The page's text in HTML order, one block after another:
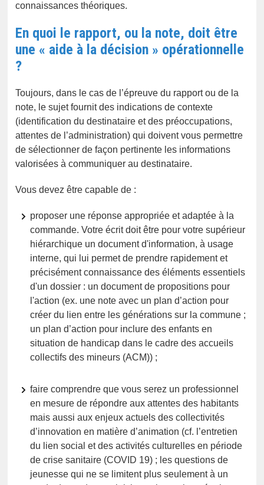
connaissances théoriques.
En quoi le rapport, ou la note, doit être
une « aide à la décision » opérationnelle
?
Toujours, dans le cas de l’épreuve du rapport ou de la
note, le sujet fournit des indications de contexte
(identification du destinataire et des préoccupations,
attentes de l’administration) qui doivent vous permettre
de sélectionner de façon pertinente les informations
valorisées à communiquer au destinataire.
Vous devez être capable de :
proposer une réponse appropriée et adaptée à la
commande. Votre écrit doit être pour votre supérieur
hiérarchique un document d'information, à usage
interne, qui lui permet de prendre rapidement et
précisément connaissance des éléments essentiels
d'un dossier : un document de propositions pour
l'action (ex. une note avec un plan d’action pour
créer du lien entre les générations sur la commune ;
un plan d’action pour inclure des enfants en
situation de handicap dans le cadre des accueils
collectifs des mineurs (ACM)) ;
faire comprendre que vous serez un professionnel
en mesure de répondre aux attentes des habitants
mais aussi aux enjeux actuels des collectivités
d’innovation en matière d’animation (cf. l’entretien
du lien social et des activités culturelles en période
de crise sanitaire (COVID 19) ; les questions de
jeunesse qui ne se limitent plus seulement à un